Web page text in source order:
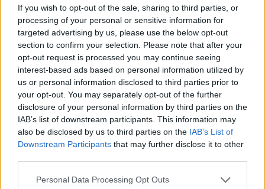
If you wish to opt-out of the sale, sharing to third parties, or
processing of your personal or sensitive information for
targeted advertising by us, please use the below opt-out
section to confirm your selection. Please note that after your
opt-out request is processed you may continue seeing
interest-based ads based on personal information utilized by
us or personal information disclosed to third parties prior to
your opt-out. You may separately opt-out of the further
disclosure of your personal information by third parties on the
IAB’s list of downstream participants. This information may
also be disclosed by us to third parties on the IAB’s List of
Downstream Participants that may further disclose it to other
Personal Data Processing Opt Outs
13 løpere fullførte alle 16 rundene